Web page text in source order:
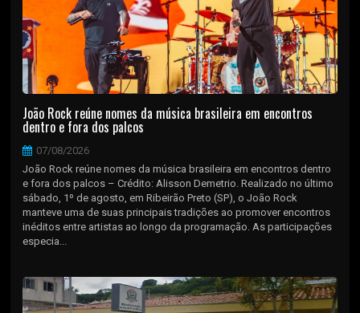
João Rock reúne nomes da música brasileira em encontros
dentro e fora dos palcos
07/08/2026
João Rock reúne nomes da música brasileira em encontros dentro
e fora dos palcos – Crédito: Alisson Demetrio. Realizado no último
sábado, 1º de agosto, em Ribeirão Preto (SP), o João Rock
manteve uma de suas principais tradições ao promover encontros
inéditos entre artistas ao longo da programação. As participações
especia...